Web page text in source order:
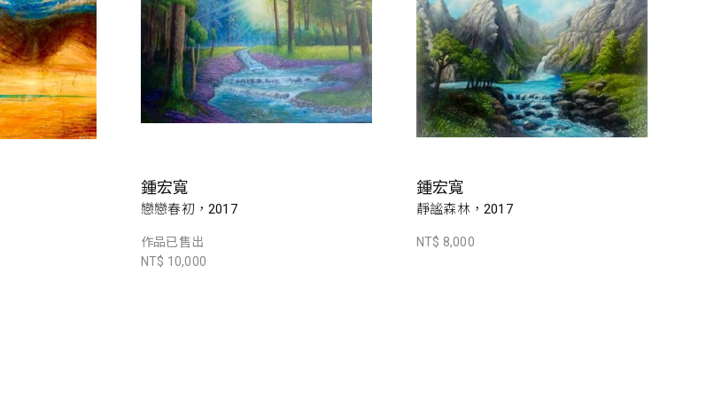
鍾宏寬
戀戀春初，2017
作品已售出
NT$ 10,000
鍾宏寬
靜謐森林，2017
NT$ 8,000